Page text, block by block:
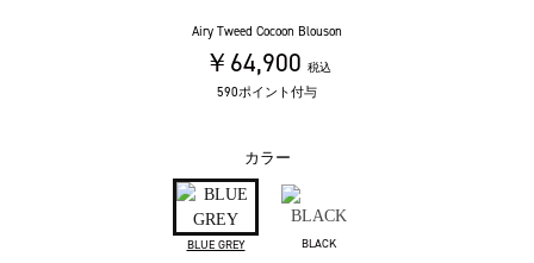
Airy Tweed Cocoon Blouson
￥64,900 税込
590ポイント付与
カラー
BLUE GREY BLACK